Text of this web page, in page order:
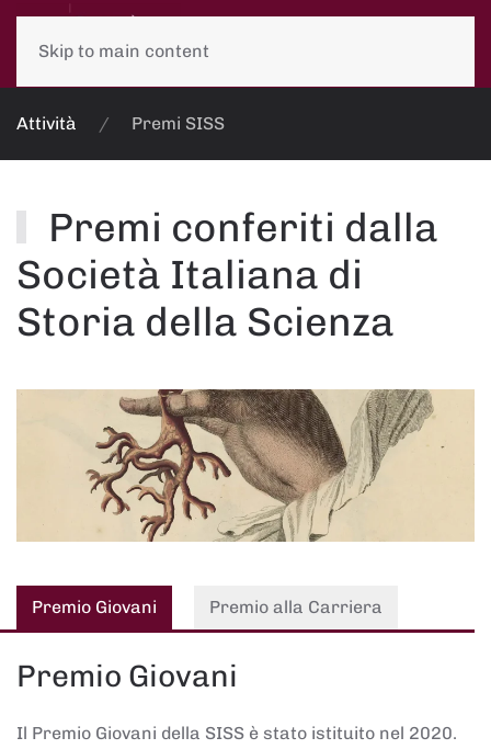
Skip to main content
Attività Premi SISS
Premi conferiti dalla
Società Italiana di
Storia della Scienza
Premio Giovani Premio alla Carriera
Premio Giovani
Il Premio Giovani della SISS è stato istituito nel 2020.